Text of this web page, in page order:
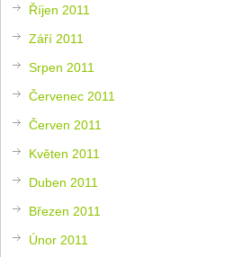
Říjen 2011
Září 2011
Srpen 2011
Červenec 2011
Červen 2011
Květen 2011
Duben 2011
Březen 2011
Únor 2011